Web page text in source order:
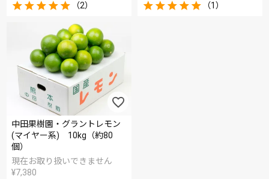
（2）
（1）
中田果樹園・グラントレモン
(マイヤー系) 10kg（約80
個）
現在お取り扱いできません
¥7,380